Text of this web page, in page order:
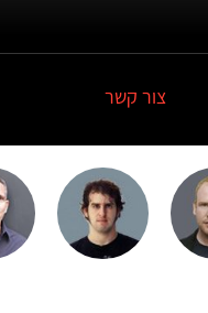
צור קשר